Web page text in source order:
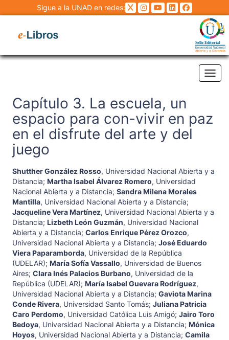
Sigue a la UNAD en redes:
Capítulo 3. La escuela, un
espacio para con-vivir en paz
en el disfrute del arte y del
juego
Shutther González Rosso, Universidad Nacional Abierta y a
Distancia; Martha Isabel Álvarez Romero, Universidad
Nacional Abierta y a Distancia; Sandra Milena Morales
Mantilla, Universidad Nacional Abierta y a Distancia;
Jacqueline Vera Martínez, Universidad Nacional Abierta y a
Distancia; Lizbeth León Guzmán, Universidad Nacional
Abierta y a Distancia; Carlos Enrique Pérez Orozco,
Universidad Nacional Abierta y a Distancia; José Eduardo
Viera Paparamborda, Universidad de la República
(UDELAR); María Sofía Vassallo, Universidad de Buenos
Aires; Clara Inés Palacios Burbano, Universidad de la
República (UDELAR); María Isabel Guevara Rodríguez,
Universidad Nacional Abierta y a Distancia; Gaviota Marina
Conde Rivera, Universidad Santo Tomás; Juliana Patricia
Caro Perdomo, Universidad Católica Luis Amigó; Jairo Toro
Bedoya, Universidad Nacional Abierta y a Distancia; Mónica
Hoyos, Universidad Nacional Abierta y a Distancia; Camila